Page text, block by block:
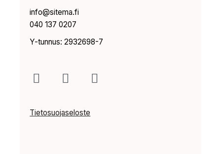
info@sitema.fi
040 137 0207
Y-tunnus: 2932698-7
Tietosuojaseloste